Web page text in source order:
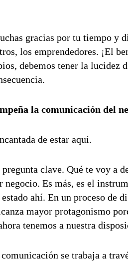
gracias por tu tiempo y
los emprendedores. ¡El
debemos tener la lucidez
la comunicación del
de estar aquí.
clave. Qué te voy a
negocio. Es más, es el
ahí. En un proceso de
mayor protagonismo
tenemos a nuestra
se trabaja a